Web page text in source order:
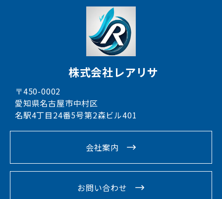
株式会社レアリサ
〒450-0002
愛知県名古屋市中村区
名駅4丁目24番5号第2森ビル401
会社案内
お問い合わせ